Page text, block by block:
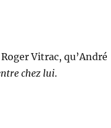
Vitrac, qu’André
chez lui.